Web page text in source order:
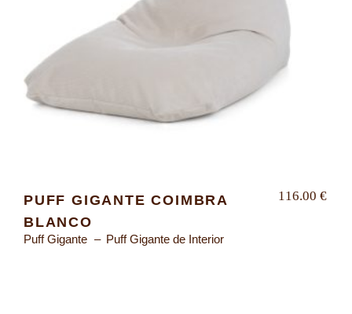
PUFF GIGANTE COIMBRA
BLANCO
Puff Gigante Puff Gigante de Interior
116.00 €